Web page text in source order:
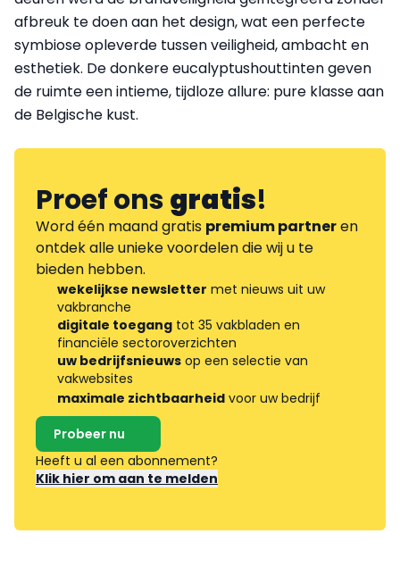
afbreuk te doen aan het design, wat een perfecte
symbiose opleverde tussen veiligheid, ambacht en
esthetiek. De donkere eucalyptushouttinten geven
de ruimte een intieme, tijdloze allure: pure klasse aan
de Belgische kust.
Proef onsgratis!
Word één maand gratis premium partneren
ontdek alle unieke voordelen die wij u te
bieden hebben.
wekelijkse newsletter met nieuws uit uw
vakbranche
digitale toegang tot 35 vakbladen en
financiële sectoroverzichten
uw bedrijfsnieuws op een selectie van
vakwebsites
maximale zichtbaarheid voor uw bedrijf
Probeer nu
Heeft u al een abonnement?
Klik hier om aan te melden